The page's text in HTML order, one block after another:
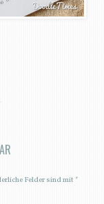
Felder sind mit*